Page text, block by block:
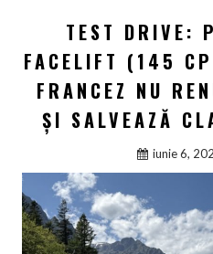
TEST DRIVE:
FACELIFT (145
FRANCEZ NU
ȘI SALVEAZĂ
iunie 6,